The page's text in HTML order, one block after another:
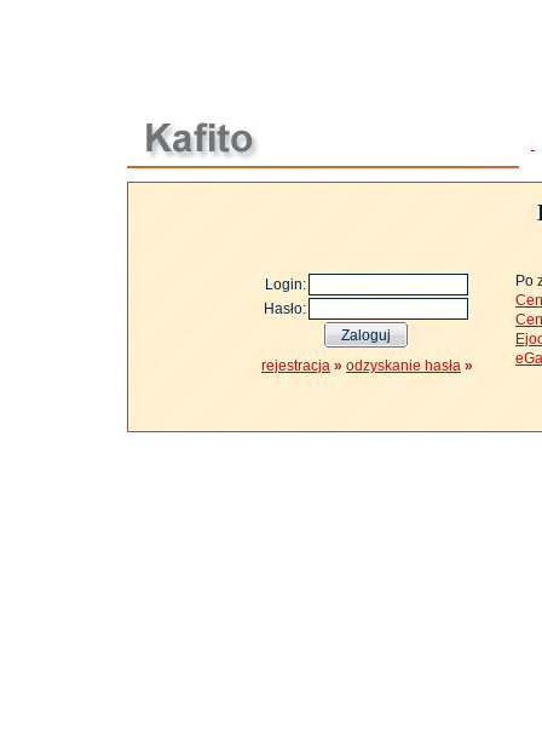
Login:
Hasło:
rejestracja » odzyskanie hasła »
Po